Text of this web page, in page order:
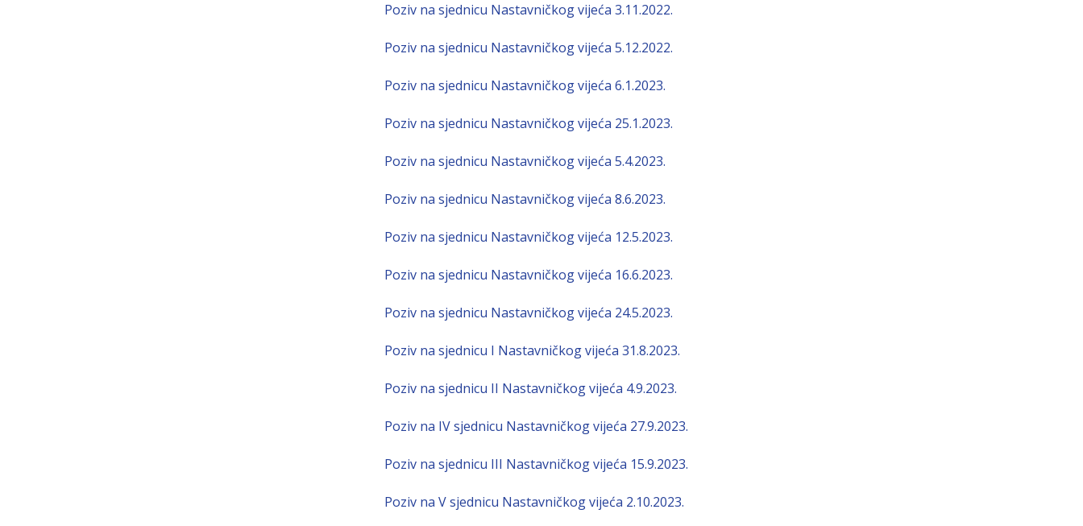
Poziv na sjednicu Nastavničkog vijeća 3.11.2022.
Poziv na sjednicu Nastavničkog vijeća 5.12.2022.
Poziv na sjednicu Nastavničkog vijeća 6.1.2023.
Poziv na sjednicu Nastavničkog vijeća 25.1.2023.
Poziv na sjednicu Nastavničkog vijeća 5.4.2023.
Poziv na sjednicu Nastavničkog vijeća 8.6.2023.
Poziv na sjednicu Nastavničkog vijeća 12.5.2023.
Poziv na sjednicu Nastavničkog vijeća 16.6.2023.
Poziv na sjednicu Nastavničkog vijeća 24.5.2023.
Poziv na sjednicu I Nastavničkog vijeća 31.8.2023.
Poziv na sjednicu II Nastavničkog vijeća 4.9.2023.
Poziv na IV sjednicu Nastavničkog vijeća 27.9.2023.
Poziv na sjednicu III Nastavničkog vijeća 15.9.2023.
Poziv na V sjednicu Nastavničkog vijeća 2.10.2023.